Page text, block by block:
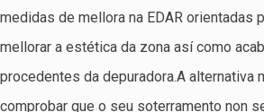
medidas de mellora na EDAR orientadas
mellorar a estética da zona así como
procedentes da depuradora.A alternativa
comprobar que o seu soterramento non